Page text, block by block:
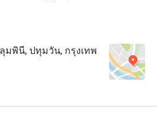
มพินี, ปทุมวัน, กรุงเทพ